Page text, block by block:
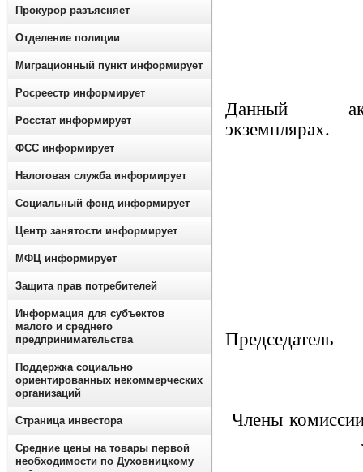
Данный
Л.П
Прокурор разъясняет
Отделение полиции
Миграционный пункт информирует
Росреестр информирует
Росстат информирует
ФСС информирует
Налоговая служба информирует
Социальный фонд информирует
Центр занятости информирует
МФЦ информирует
Защита прав потребителей
Информация для субъектов
малого и среднего
предпринимательства
Поддержка социально
ориентированных некоммерческих
организаций
Страница инвестора
Средние цены на товары первой
необходимости по Духовницкому